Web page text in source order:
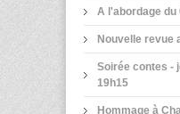
A l'abordage du
Nouvelle revue
Soirée contes -
19h15
Hommage à